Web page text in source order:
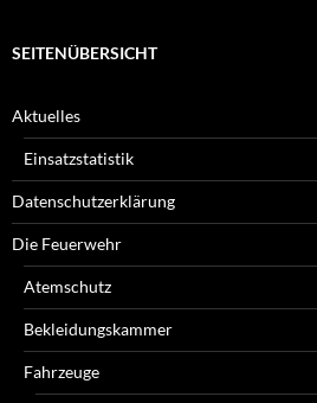
SEITENÜBERSICHT
Aktuelles
Einsatzstatistik
Datenschutzerklärung
Die Feuerwehr
Atemschutz
Bekleidungskammer
Fahrzeuge